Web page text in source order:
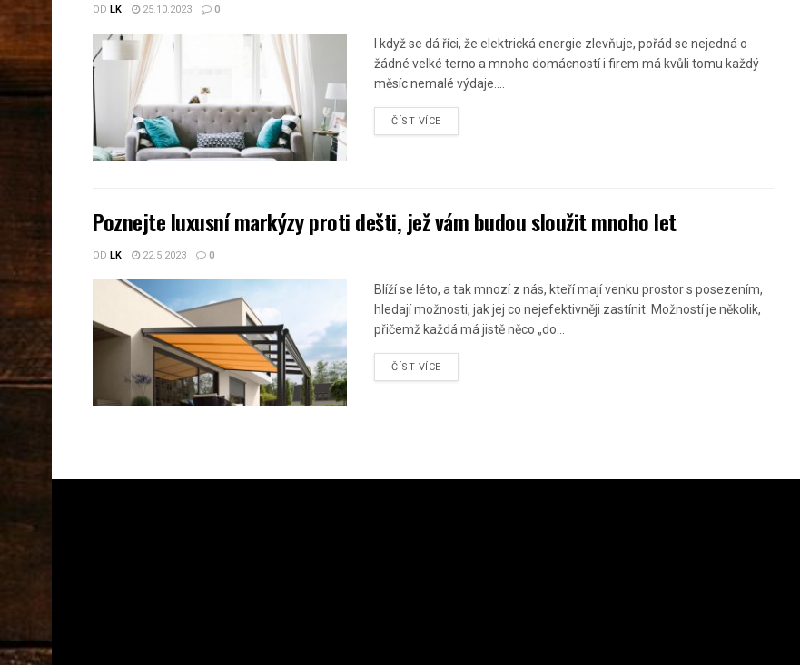
OD LK 25.10.2023 0
I když se dá říci, že elektrická energie zlevňuje, pořád se nejedná o
žádné velké terno a mnoho domácností i firem má kvůli tomu každý
měsíc nemalé výdaje....
ČÍST VÍCE
Poznejte luxusní markýzy proti dešti, jež vám budou sloužit mnoho let
OD LK 22.5.2023 0
Blíží se léto, a tak mnozí z nás, kteří mají venku prostor s posezením,
hledají možnosti, jak jej co nejefektivněji zastínit. Možností je několik,
přičemž každá má jistě něco „do...
ČÍST VÍCE